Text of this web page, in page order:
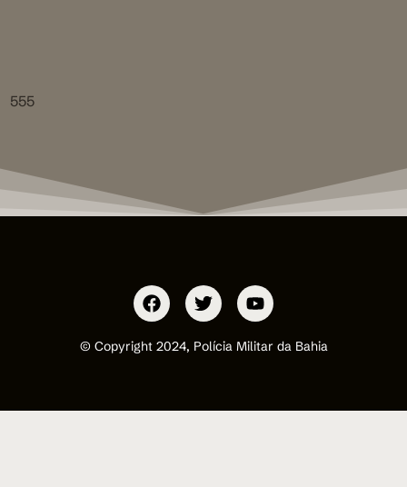
555
© Copyright 2024, Polícia Militar da Bahia